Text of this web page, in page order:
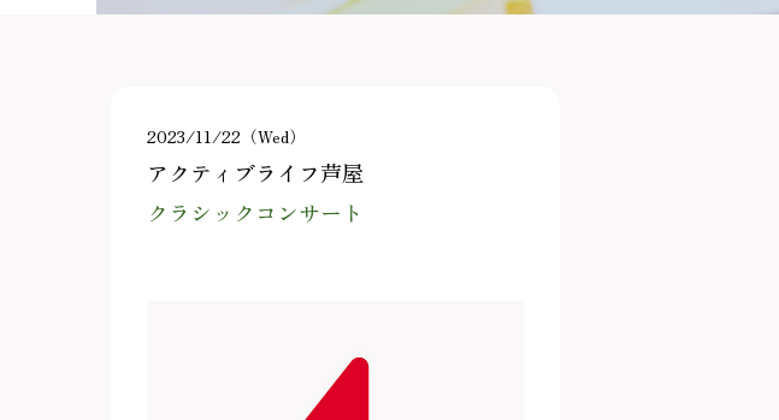
2023/11/22（Wed）
アクティブライフ芦屋
クラシックコンサート